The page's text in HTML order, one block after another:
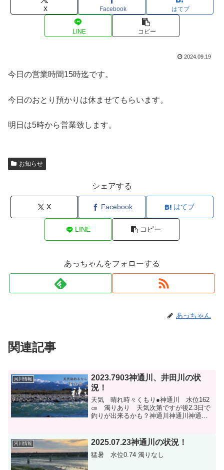
X Facebook はてブ
LINE コピー
2024.09.19
今日の営業時間15時迄です。
今日のおとり預かりは休ませてもらいます。
明日は5時から営業致します。
お知らせ
シェアする
X Facebook はてブ
LINE コピー
あっちゃんをフォローする
あっちゃん
関連記事
河川情報
2023.7903神通川、井田川の状
況！
天気 晴れ時々くもり●神通川 水位162
㎝ 濁りあり 天気次第ですが後2.3日で
釣りが出来るかも？神通川神通川神通川●
河川情報 2025.07.23神通川の状況！
猛暑 水位0.74 濁りなし